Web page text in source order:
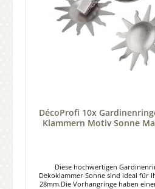
DécoProfi 10x
Klammern Motiv Sonne
Diese hochwertigen
Dekoklammer Sonne sind ideal für
28mm.Die Vorhangringe haben